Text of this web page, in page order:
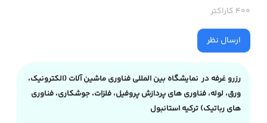
400 کاراکتر
ارسال نظر
رزرو غرفه در نمایشگاه بین المللی فناوری ماشین آلات (الکترونیک،
ورق، لوله، فناوری های پردازش پروفیل، فلزات، جوشکاری، فناوری
های رباتیک) ترکیه استانبول